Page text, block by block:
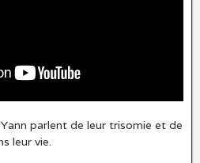
parlent de leur trisomie et de
leur vie.